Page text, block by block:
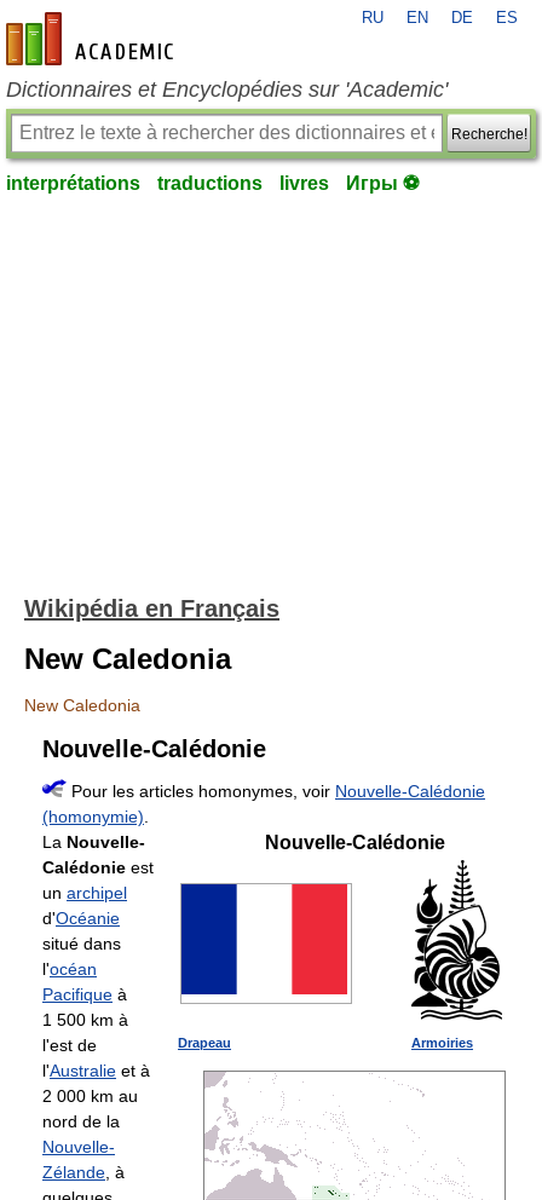
fr-academic.com
RU EN DE ES
Dictionnaires et Encyclopédies sur 'Academic'
Recherche!
interprétations traductions livres Игры ⚽
Wikipédia en Français
New Caledonia
New Caledonia
Nouvelle-Calédonie
Pour les articles homonymes, voir Nouvelle-Calédonie
(homonymie)
Nouvelle-Calédonie
Drapeau Armoiries
La Nouvelle-
Calédonie est
un archipel
d'Océanie
situé dans
l'océan
Pacifique à
1 500 km à
l'est de
l'Australie et à
2 000 km au
nord de la
Nouvelle-
Zélande , à